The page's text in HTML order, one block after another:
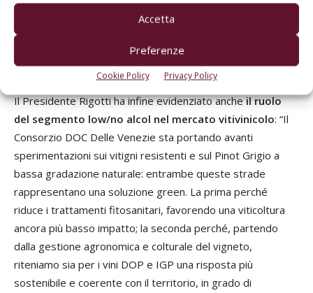
Accetta
Preferenze
Cookie Policy Privacy Policy
L’obiettivo sarebbe quello di riuscire a definire uno
standard che, pur considerando i fabbisogni e le specificità
territoriali, possa contenere una base di requisiti e di
impegni comuni, validi ed applicabili a tutte le Regioni”.
Il Presidente Rigotti ha infine evidenziato ancheil ruolo
del segmento low/no alcol nel mercato vitivinicolo: “Il
Consorzio DOC Delle Venezie sta portando avanti
sperimentazioni sui vitigni resistenti e sul Pinot Grigio a
bassa gradazione naturale: entrambe queste strade
rappresentano una soluzione green. La prima perché
riduce i trattamenti fitosanitari, favorendo una viticoltura
ancora più basso impatto; la seconda perché, partendo
dalla gestione agronomica e colturale del vigneto,
riteniamo sia per i vini DOP e IGP una risposta più
sostenibile e coerente con il territorio, in grado di